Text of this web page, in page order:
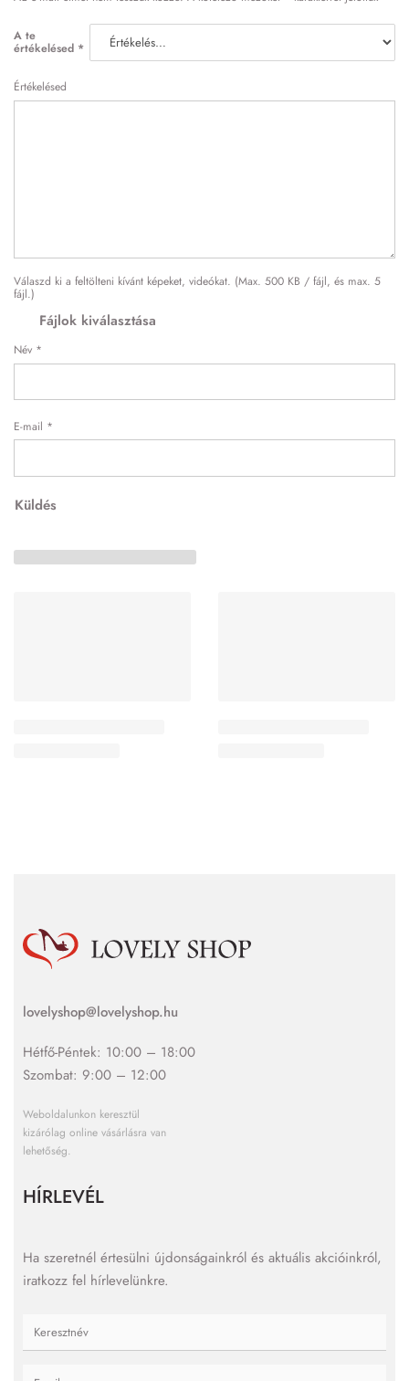
A te
értékelésed *
Értékelésed
Válaszd ki a feltölteni kívánt képeket, videókat. (Max. 500 KB / fájl, és max. 5
fájl.)
Fájlok kiválasztása
Név *
E-mail *
lovelyshop@lovelyshop.hu
Hétfő-Péntek: 10:00 – 18:00
Szombat: 9:00 – 12:00
Weboldalunkon keresztül
kizárólag online vásárlásra van
lehetőség.
HÍRLEVÉL
Ha szeretnél értesülni újdonságainkról és aktuális akcióinkról,
iratkozz fel hírlevelünkre.